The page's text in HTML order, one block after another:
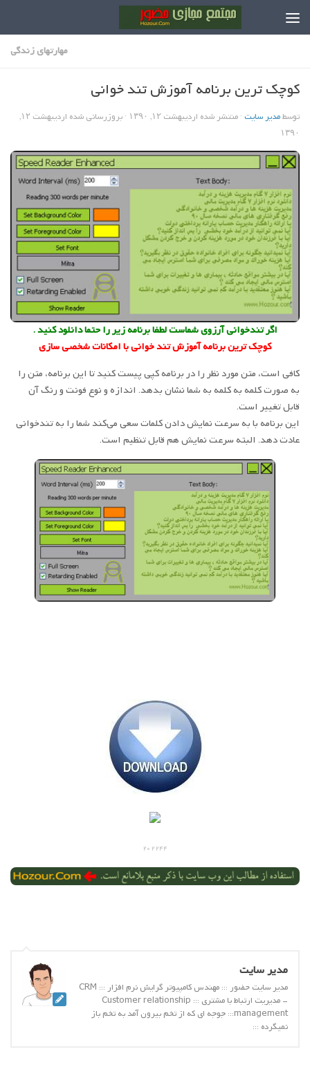
مهارتهاي زندگي
کوچک ترین برنامه آموزش تند خوانی
توسطمدیر سایت · منتشر شده اردیبهشت ۱۲, ۱۳۹۰ · بروزرسانی شده
اردیبهشت ۱۲,
۱۳۹۰
اگر تندخوانی آرزوی شماست لطفا برنامه زیر را حتما دانلود کنید .
کوچک ترین برنامه آموزش تند خوانی با امکانات شخصی سازی
کافی است، متن مورد نظر را در برنامه کپی پیست کنید تا این برنامه، متن را
به صورت کلمه به کلمه به شما نشان بدهد. اندازه و نوع فونت و رنگ آن
قابل تغییر است.
این برنامه با به سرعت نمایش دادن کلمات سعی می‌کند شما را به تندخوانی
عادت دهد. البته سرعت نمایش هم قابل تنظیم است.
202244
مدیر سایت
مدیر سایت حضور ::: مهندس کامپیوتر گرایش نرم افزار ::: CRM
- مدیریت ارتباط با مشتری ::: Customer relationship
management::: جوجه ای که از تخم بیرون آمد به تخم باز
نمیگرده :::